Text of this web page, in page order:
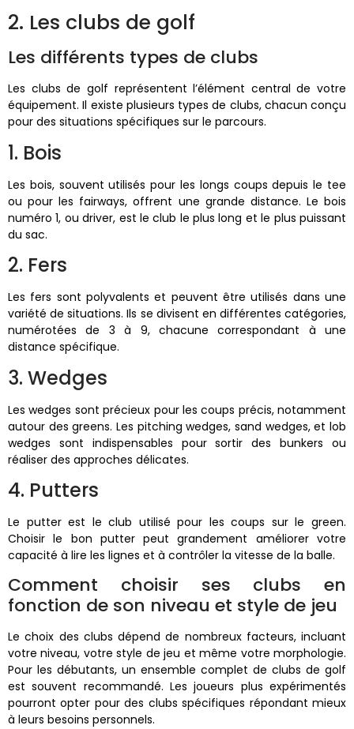
2. Les clubs de golf
Les différents types de clubs
Les clubs de golf représentent l’élément central de votre
équipement. Il existe plusieurs types de clubs, chacun conçu
pour des situations spécifiques sur le parcours.
1. Bois
Les bois, souvent utilisés pour les longs coups depuis le tee
ou pour les fairways, offrent une grande distance. Le bois
numéro 1, ou driver, est le club le plus long et le plus puissant
du sac.
2. Fers
Les fers sont polyvalents et peuvent être utilisés dans une
variété de situations. Ils se divisent en différentes catégories,
numérotées de 3 à 9, chacune correspondant à une
distance spécifique.
3. Wedges
Les wedges sont précieux pour les coups précis, notamment
autour des greens. Les pitching wedges, sand wedges, et lob
wedges sont indispensables pour sortir des bunkers ou
réaliser des approches délicates.
4. Putters
Le putter est le club utilisé pour les coups sur le green.
Choisir le bon putter peut grandement améliorer votre
capacité à lire les lignes et à contrôler la vitesse de la balle.
Comment choisir ses clubs en
fonction de son niveau et style de jeu
Le choix des clubs dépend de nombreux facteurs, incluant
votre niveau, votre style de jeu et même votre morphologie.
Pour les débutants, un ensemble complet de clubs de golf
est souvent recommandé. Les joueurs plus expérimentés
pourront opter pour des clubs spécifiques répondant mieux
à leurs besoins personnels.